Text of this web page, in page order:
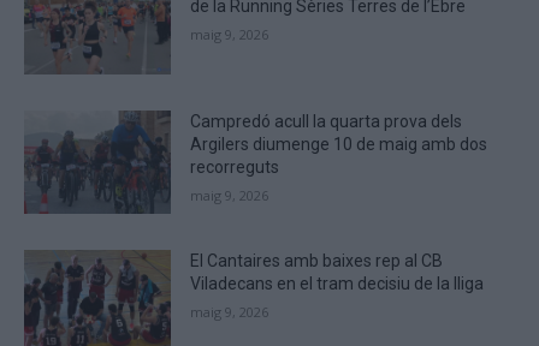
that
you
de la Running Sèries Terres de l’Ebre
maig 9, 2026
Campredó acull la quarta prova dels
Argilers diumenge 10 de maig amb dos
recorreguts
maig 9, 2026
El Cantaires amb baixes rep al CB
Viladecans en el tram decisiu de la lliga
maig 9, 2026